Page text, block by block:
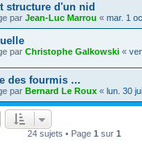
structure d'un nid
par Jean-Luc Marrou « mar. 1
par Christophe Galkowski «
des fourmis ...
par Bernard Le Roux « lun. 30
24 sujets • Page 1 sur 1